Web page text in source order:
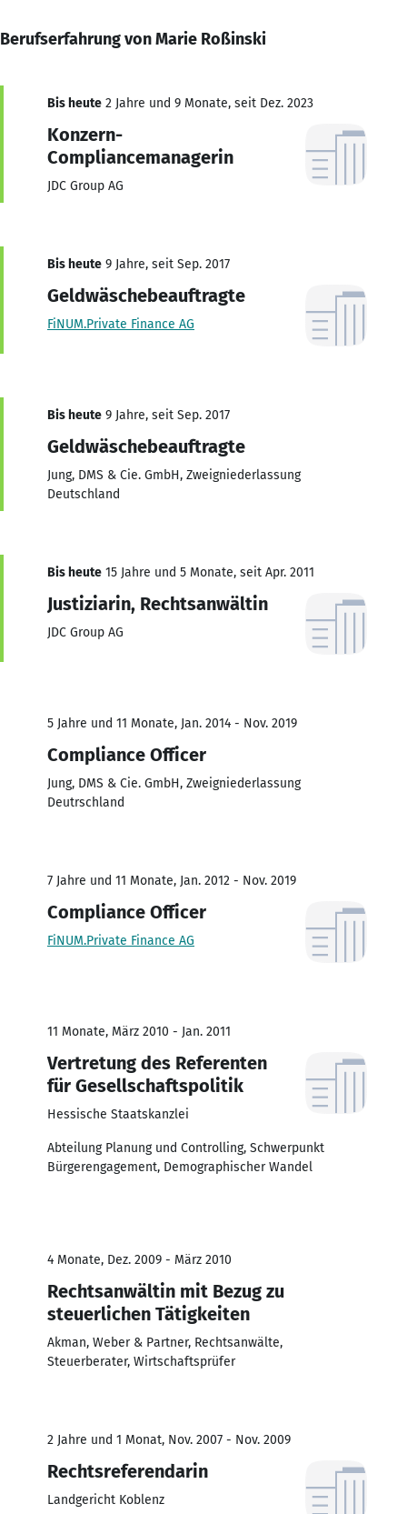
Berufserfahrung von Marie Roßinski
Bis heute 2 Jahre und 9 Monate, seit Dez. 2023
Konzern-
Compliancemanagerin
JDC Group AG
Bis heute 9 Jahre, seit Sep. 2017
Geldwäschebeauftragte
FiNUM.Private Finance AG
Bis heute 9 Jahre, seit Sep. 2017
Geldwäschebeauftragte
Jung, DMS & Cie. GmbH, Zweigniederlassung
Deutschland
Bis heute 15 Jahre und 5 Monate, seit Apr. 2011
Justiziarin, Rechtsanwältin
JDC Group AG
5 Jahre und 11 Monate, Jan. 2014 - Nov. 2019
Compliance Officer
Jung, DMS & Cie. GmbH, Zweigniederlassung
Deutrschland
7 Jahre und 11 Monate, Jan. 2012 - Nov. 2019
Compliance Officer
FiNUM.Private Finance AG
11 Monate, März 2010 - Jan. 2011
Vertretung des Referenten
für Gesellschaftspolitik
Hessische Staatskanzlei
Abteilung Planung und Controlling, Schwerpunkt
Bürgerengagement, Demographischer Wandel
4 Monate, Dez. 2009 - März 2010
Rechtsanwältin mit Bezug zu
steuerlichen Tätigkeiten
Akman, Weber & Partner, Rechtsanwälte,
Steuerberater, Wirtschaftsprüfer
2 Jahre und 1 Monat, Nov. 2007 - Nov. 2009
Rechtsreferendarin
Landgericht Koblenz